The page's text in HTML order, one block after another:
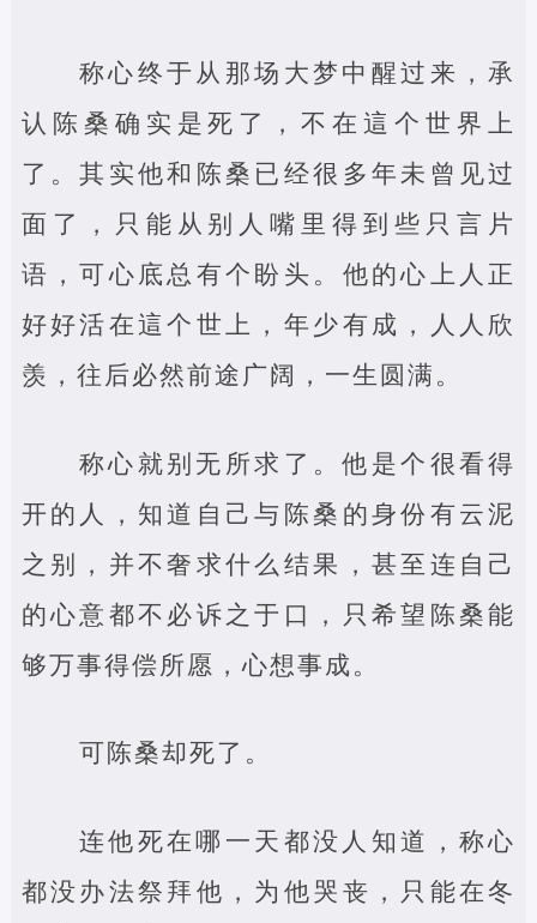
称心终于从那场大梦中醒过来，承
认陈桑确实是死了，不在這个世界上
了。其实他和陈桑已经很多年未曾见过
面了，只能从别人嘴里得到些只言片
语，可心底总有个盼头。他的心上人正
好好活在這个世上，年少有成，人人欣
羡，往后必然前途广阔，一生圆满。
称心就别无所求了。他是个很看得
开的人，知道自己与陈桑的身份有云泥
之别，并不奢求什么结果，甚至连自己
的心意都不必诉之于口，只希望陈桑能
够万事得偿所愿，心想事成。
可陈桑却死了。
连他死在哪一天都没人知道，称心
都没办法祭拜他，为他哭丧，只能在冬